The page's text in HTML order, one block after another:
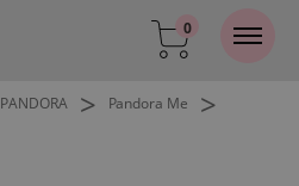
0
PANDORA > Pandora Me >